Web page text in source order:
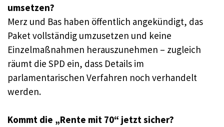
umsetzen?
Merz und Bas haben öffentlich angekündigt, das
Paket vollständig umzusetzen und keine
Einzelmaßnahmen herauszunehmen – zugleich
räumt die SPD ein, dass Details im
parlamentarischen Verfahren noch verhandelt
werden.
Kommt die „Rente mit 70“ jetzt sicher?